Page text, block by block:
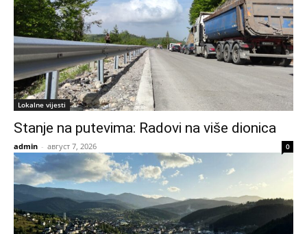
Lokalne vijesti
Stanje na putevima: Radovi na više dionica
admin - август 7, 2026 0